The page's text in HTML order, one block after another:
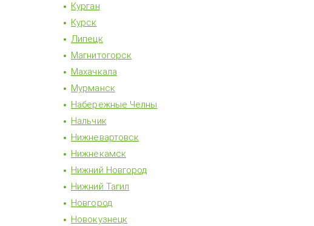
Курган
Курск
Липецк
Магнитогорск
Махачкала
Мурманск
Набережные Челны
Нальчик
Нижневартовск
Нижнекамск
Нижний Новгород
Нижний Тагил
Новгород
Новокузнецк